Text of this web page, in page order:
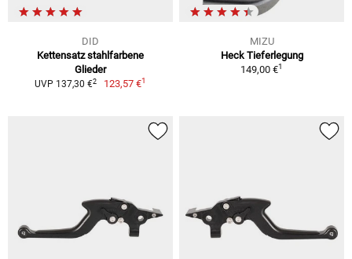
DID
Kettensatz stahlfarbene
Glieder
UVP 137,30 €2 123,57 €1
MIZU
Heck Tieferlegung
149,00 €1